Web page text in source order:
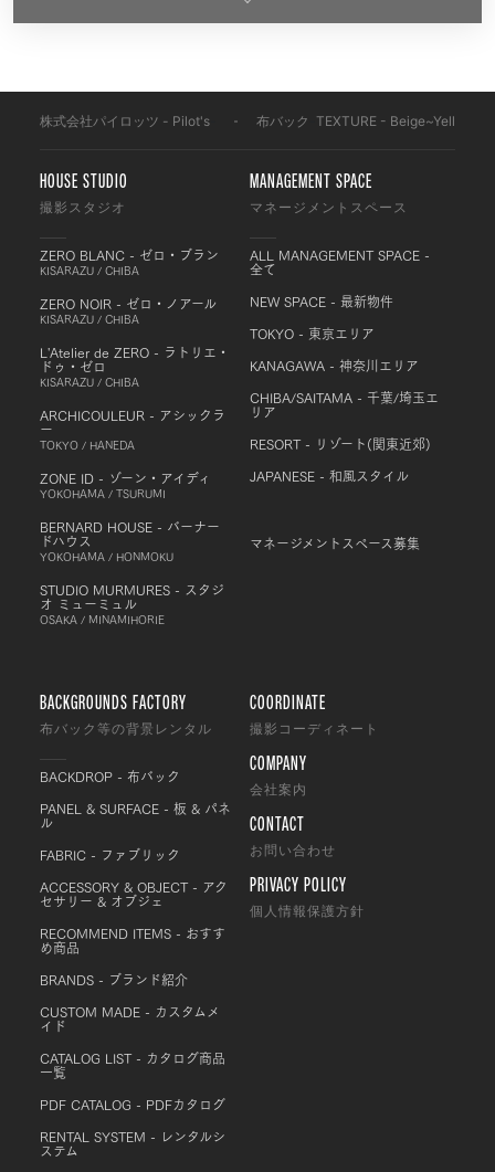
株式会社パイロッツ - Pilot's 布バック TEXTURE - Beige~Yellow
HOUSE STUDIO
撮影スタジオ
ZERO BLANC - ゼロ・ブラン
KISARAZU / CHIBA
ZERO NOIR - ゼロ・ノアール
KISARAZU / CHIBA
L'Atelier de ZERO - ラトリエ・
ドゥ・ゼロ
KISARAZU / CHIBA
ARCHICOULEUR - アシックラ
ー
TOKYO / HANEDA
ZONE ID - ゾーン・アイディ
YOKOHAMA / TSURUMI
BERNARD HOUSE - バーナー
ドハウス
YOKOHAMA / HONMOKU
STUDIO MURMURES - スタジ
オ ミューミュル
OSAKA / MINAMIHORIE
MANAGEMENT SPACE
マネージメントスペース
ALL MANAGEMENT SPACE -
全て
NEW SPACE - 最新物件
TOKYO - 東京エリア
KANAGAWA - 神奈川エリア
CHIBA/SAITAMA - 千葉/埼玉エ
リア
RESORT - リゾート(関東近郊)
JAPANESE - 和風スタイル
マネージメントスペース募集
BACKGROUNDS FACTORY
布バック等の背景レンタル
BACKDROP - 布バック
PANEL & SURFACE - 板 & パネ
ル
FABRIC - ファブリック
ACCESSORY & OBJECT - アク
セサリー & オブジェ
RECOMMEND ITEMS - おすす
め商品
BRANDS - ブランド紹介
CUSTOM MADE - カスタムメ
イド
CATALOG LIST - カタログ商品
一覧
PDF CATALOG - PDFカタログ
RENTAL SYSTEM - レンタルシ
ステム
COORDINATE
撮影コーディネート
COMPANY
会社案内
CONTACT
お問い合わせ
PRIVACY POLICY
個人情報保護方針